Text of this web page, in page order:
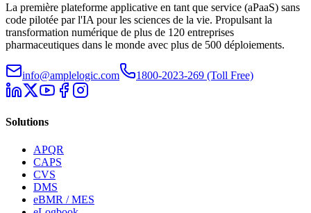
La première plateforme applicative en tant que service (aPaaS) sans
code pilotée par l'IA pour les sciences de la vie. Propulsant la
transformation numérique de plus de 120 entreprises
pharmaceutiques dans le monde avec plus de 500 déploiements.
info@amplelogic.com 1800-2023-269 (Toll Free)
Solutions
APQR
CAPS
CVS
DMS
eBMR / MES